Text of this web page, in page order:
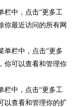
栏中，点击“更多工
你最近访问的所有网
单栏中，点击“更多
你可以查看和管理你
栏中，点击“更多工
以查看和管理你的扩